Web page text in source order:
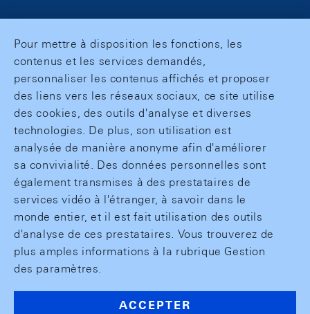
Pour mettre à disposition les fonctions, les
contenus et les services demandés,
personnaliser les contenus affichés et proposer
des liens vers les réseaux sociaux, ce site utilise
des cookies, des outils d'analyse et diverses
technologies. De plus, son utilisation est
analysée de manière anonyme afin d'améliorer
sa convivialité. Des données personnelles sont
également transmises à des prestataires de
services vidéo à l'étranger, à savoir dans le
monde entier, et il est fait utilisation des outils
d'analyse de ces prestataires. Vous trouverez de
plus amples informations à la rubrique Gestion
des paramètres.
ACCEPTER